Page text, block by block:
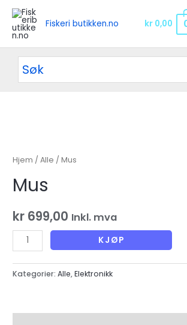
Hopp
rett
Fiskeri butikken.no kr 0,00
Hjem /Alle / Mus
Mus
kr 699,00 Inkl. mva
Mus
antall
KJØP
Kategorier:Alle,Elektronikk